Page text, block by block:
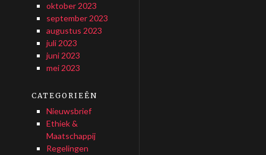
oktober 2023
september 2023
augustus 2023
juli 2023
juni 2023
mei 2023
CATEGORIEËN
Nieuwsbrief
Ethiek &
Maatschappij
Regelingen